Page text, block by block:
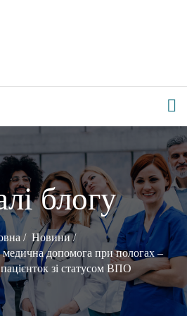
блогу
/ Новини /
медична допомога при пологах –
зі статусом ВПО